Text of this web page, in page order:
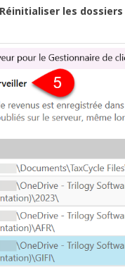
Réinitialiser les dossiers